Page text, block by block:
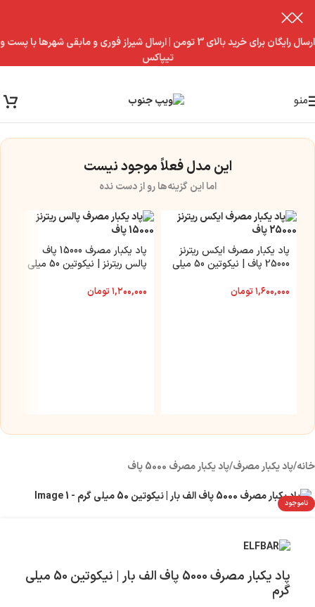
ارسال رایگان برای خرید بالای 3 تومن | ارسال شیراز فوری و مابقی شهرها با پست و
تیپاکس
منو
این مدل فعلاً موجود نیست
اما این گزینه‌ها رو از دست نده
پاد یکبار مصرف ایکس ریترنز
25000 پاف | نیکوتین 50 میلی
۱,۶۰۰,۰۰۰ تومان
پاد یکبار مصرف 15000 پاف
پالس ریترنز | نیکوتین 50 میلی
۱,۲۰۰,۰۰۰ تومان
خانه/پاد یکبار مصرف/پاد یکبار مصرف 5000 پاف
ناموجود
پاد یکبار مصرف 5000 پاف الف بار | نیکوتین 50 میلی
گرم